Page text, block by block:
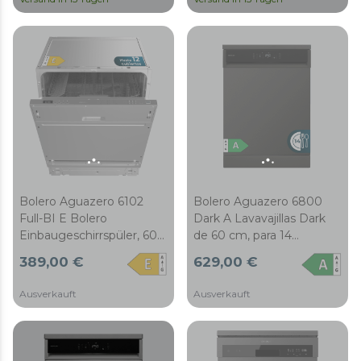
Programme, Dual Zone
Wash, Electronic
Aquastop, Dry+,
einstellbarer Korb,
AutoClean, Halbe
Beladung, Delay Start und
Child Lock.
Wash, Electronic
Aquastop, Dry+,
einstellbarer Korb,
AutoClean, Halbe
Bolero Aguazero 6102
Full-BI E Bolero
Einbaugeschirrspüler, 60
cm, 12 Maßgedecke und
7 Programme mit
389,00 €
Ausverkauft
Bolero Aguazero 6800
Dark A Lavavajillas Dark
de 60 cm, para 14
cubiertos, con eficiencia
Clase A y el Motor
Disfruta de 8 programas
versátiles, incluyendo
Smart ProWash y
SteamMax, junto con el
629,00 €
Ausverkauft